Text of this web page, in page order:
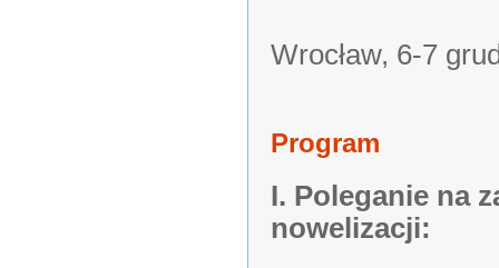
Wrocław, 6-7
Program
I. Poleganie na
nowelizacji: